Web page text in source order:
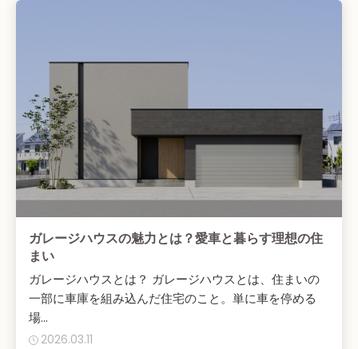
ガレージハウスの魅力とは？愛車と暮らす理想の住
まい
ガレージハウスとは？ ガレージハウスとは、住まいの
一部に車庫を組み込んだ住宅のこと。単に車を停める
場...
2026.03.11